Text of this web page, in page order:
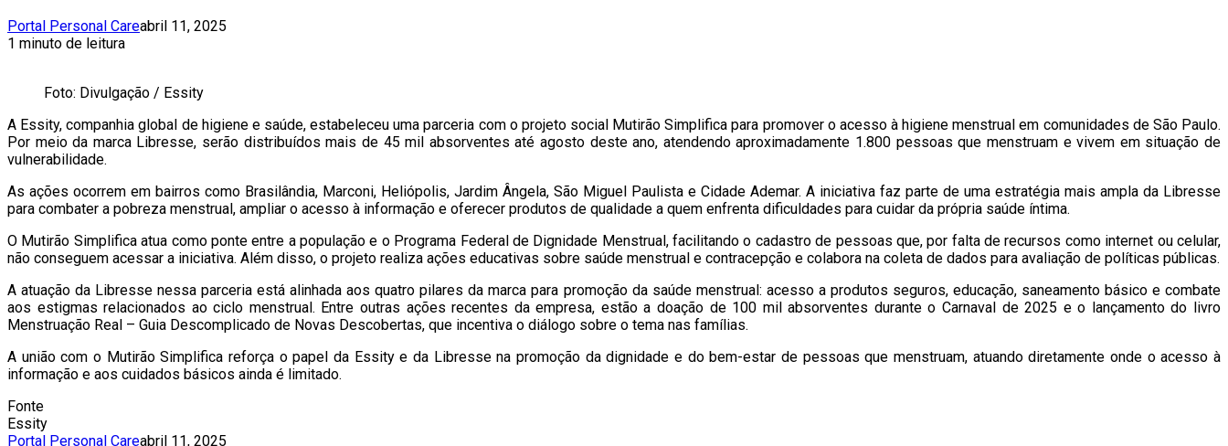
Portal Personal Careabril 11, 2025
1 minuto de leitura
Foto: Divulgação / Essity
A Essity, companhia global de higiene e saúde, estabeleceu uma parceria com o projeto social Mutirão Simplifica para promover o acesso à higiene menstrual em comunidades de São Paulo.
Por meio da marca Libresse, serão distribuídos mais de 45 mil absorventes até agosto deste ano, atendendo aproximadamente 1.800 pessoas que menstruam e vivem em situação de
vulnerabilidade.
As ações ocorrem em bairros como Brasilândia, Marconi, Heliópolis, Jardim Ângela, São Miguel Paulista e Cidade Ademar. A iniciativa faz parte de uma estratégia mais ampla da Libresse
para combater a pobreza menstrual, ampliar o acesso à informação e oferecer produtos de qualidade a quem enfrenta dificuldades para cuidar da própria saúde íntima.
O Mutirão Simplifica atua como ponte entre a população e o Programa Federal de Dignidade Menstrual, facilitando o cadastro de pessoas que, por falta de recursos como internet ou celular,
não conseguem acessar a iniciativa. Além disso, o projeto realiza ações educativas sobre saúde menstrual e contracepção e colabora na coleta de dados para avaliação de políticas públicas.
A atuação da Libresse nessa parceria está alinhada aos quatro pilares da marca para promoção da saúde menstrual: acesso a produtos seguros, educação, saneamento básico e combate
aos estigmas relacionados ao ciclo menstrual. Entre outras ações recentes da empresa, estão a doação de 100 mil absorventes durante o Carnaval de 2025 e o lançamento do livro
Menstruação Real – Guia Descomplicado de Novas Descobertas, que incentiva o diálogo sobre o tema nas famílias.
A união com o Mutirão Simplifica reforça o papel da Essity e da Libresse na promoção da dignidade e do bem-estar de pessoas que menstruam, atuando diretamente onde o acesso à
informação e aos cuidados básicos ainda é limitado.
Fonte
Essity
Portal Personal Careabril 11, 2025